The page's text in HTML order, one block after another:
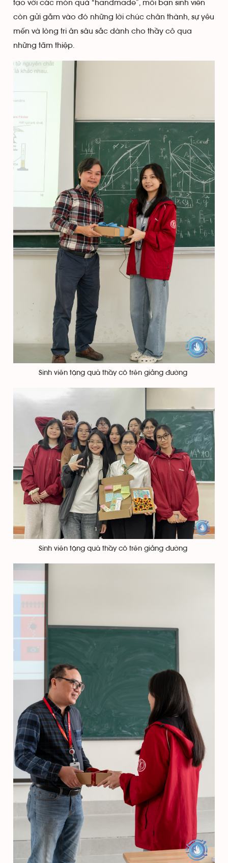
tạo với các món quà “handmade”, mỗi bạn sinh viên
còn gửi gắm vào đó những lời chúc chân thành, sự yêu
mến và lòng tri ân sâu sắc dành cho thầy cô qua
những tấm thiệp.
Sinh viên tặng quà thầy cô trên giảng đường
Sinh viên tặng quà thầy cô trên giảng đường